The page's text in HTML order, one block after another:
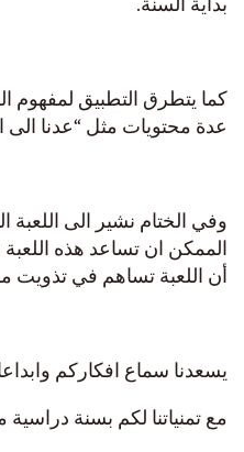
كما يتطرق التطبيق لمفهوم
عدة محتويات مثل “عدنا الى
وفي الختام نشير الى
الممكن ان تساعد هذه
أن اللعبة تساهم في تذويت
يسعدنا سماع افكاركم
مع تمنياتنا لكم بسنة